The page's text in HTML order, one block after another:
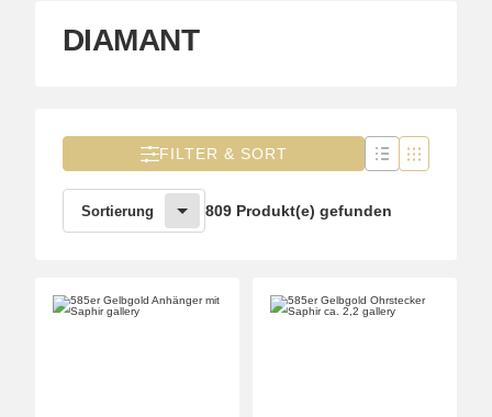
DIAMANT
FILTER & SORT
Sortierung 809 Produkt(e) gefunden